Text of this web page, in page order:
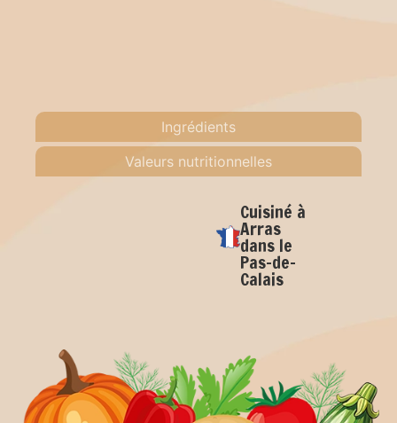
Ingrédients
Valeurs nutritionnelles
Cuisiné à
Arras
dans le
Pas-de-
Calais